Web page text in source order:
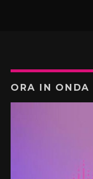
ORA IN ONDA